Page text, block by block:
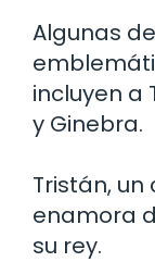
Algunas
incluyen a
y Ginebra.
Tristán,
enamora
su rey.